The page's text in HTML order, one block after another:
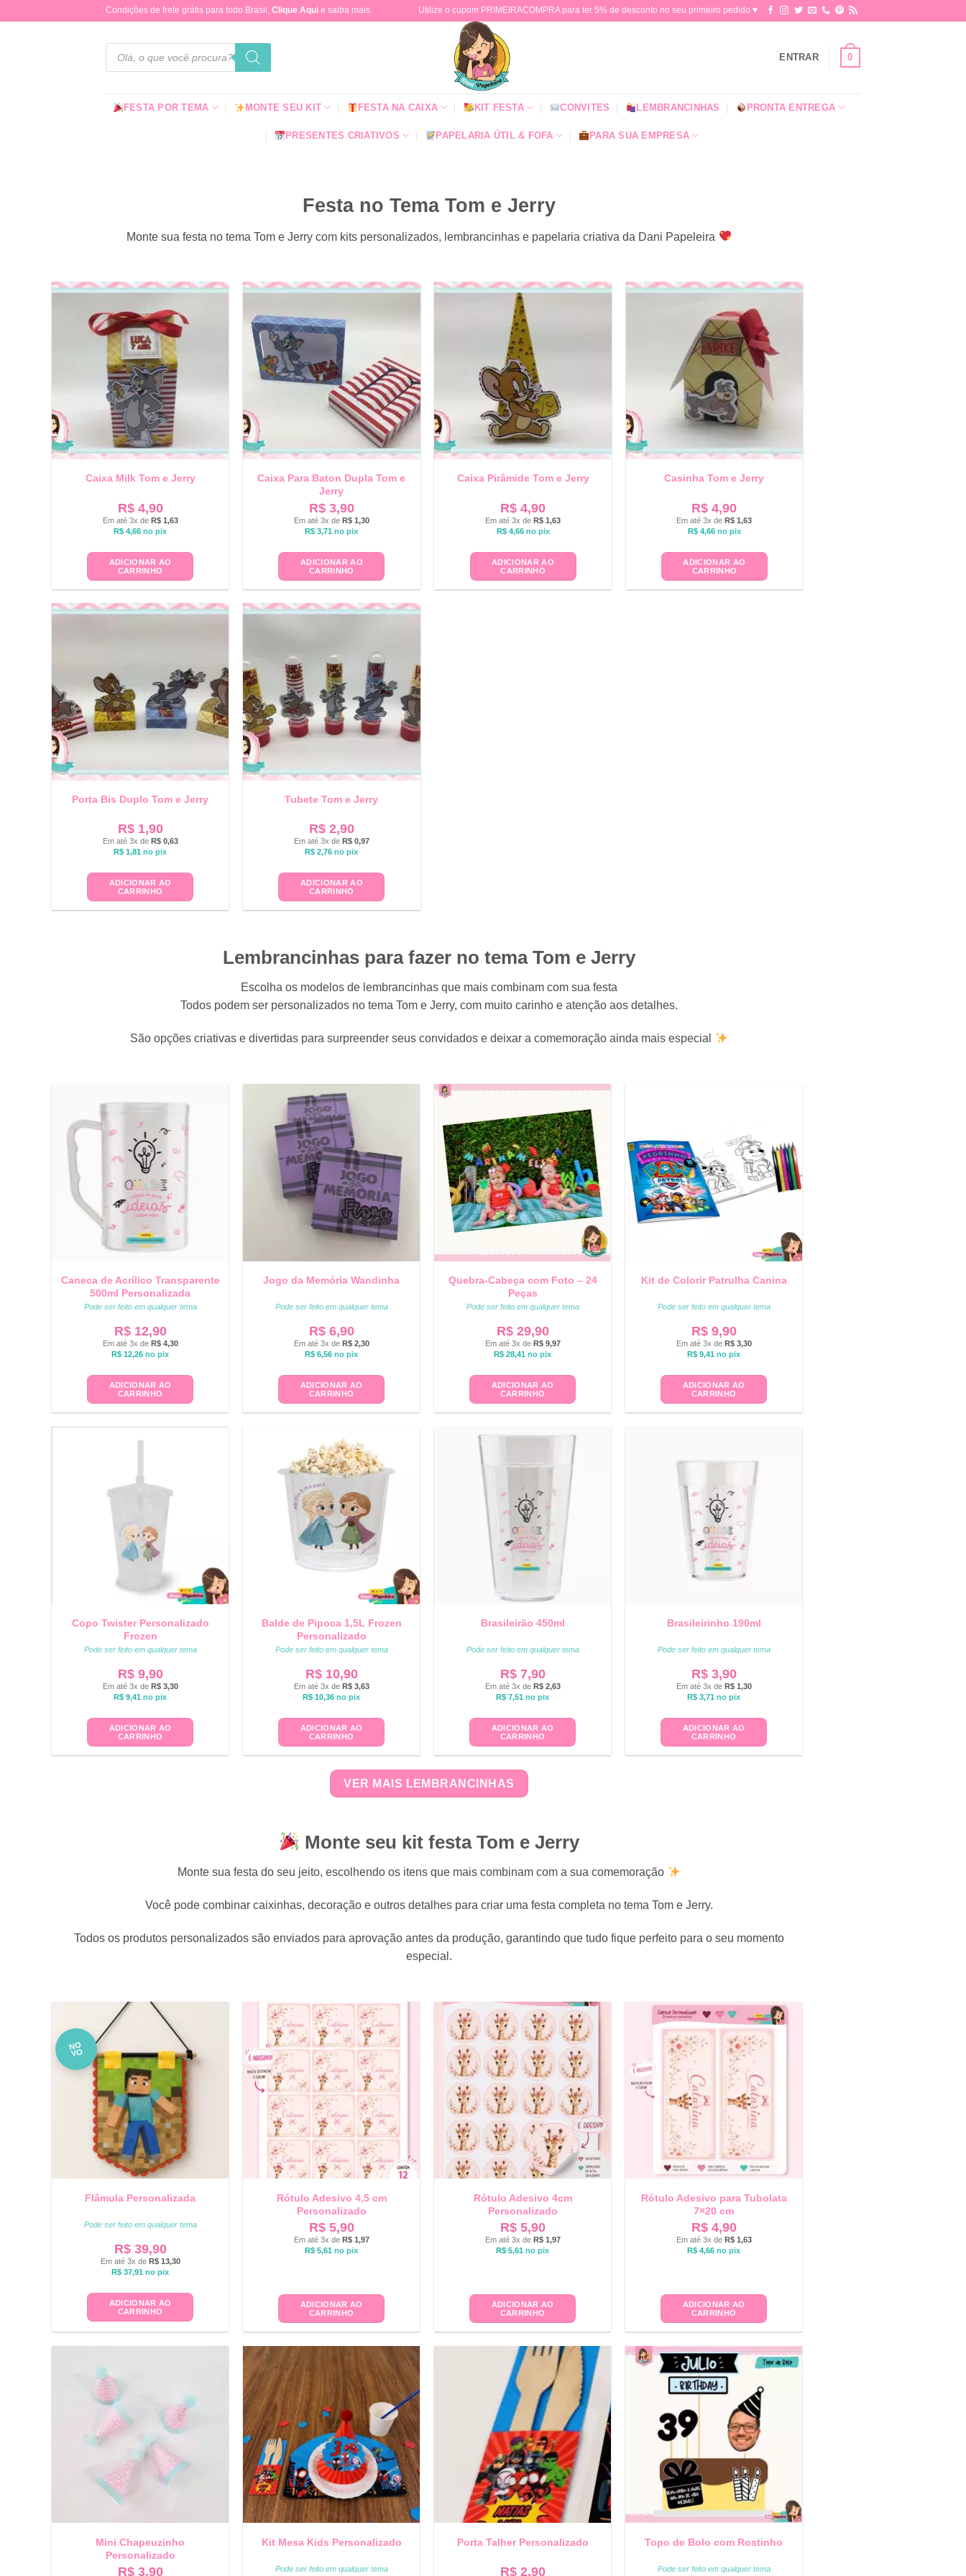
Condições de frete grátis para todo Brasil, Clique Aqui e saiba mais. Utilize o cupom PRIMEIRACOMPRA para ter 5% de desconto no seu primeiro pedido ♥​
Pesquisar
produtos
ENTRAR 0
FESTA POR TEMA MONTE SEU KIT FESTA NA CAIXA KIT FESTA CONVITES LEMBRANCINHAS PRONTA ENTREGA
PRESENTES CRIATIVOS PAPELARIA ÚTIL & FOFA PARA SUA EMPRESA
Festa no Tema Tom e Jerry
Monte sua festa no tema Tom e Jerry com kits personalizados, lembrancinhas e papelaria criativa da Dani Papeleira
Caixa Milk Tom e Jerry
R$4,90
Em até 3x de R$1,63
R$ 4,66 no pix
ADICIONAR AO
CARRINHO
Caixa Para Baton Dupla Tom e
Jerry
R$3,90
Em até 3x de R$1,30
R$ 3,71 no pix
ADICIONAR AO
CARRINHO
Caixa Pirâmide Tom e Jerry
R$ 4,90
Em até 3x deR$ 1,63
R$4,66 no pix
ADICIONAR AO
CARRINHO
Casinha Tom e Jerry
R$ 4,90
Em até 3x deR$ 1,63
R$4,66 no pix
ADICIONAR AO
CARRINHO
Porta Bis Duplo Tom e Jerry
R$1,90
Em até 3x de R$0,63
R$ 1,81 no pix
ADICIONAR AO
CARRINHO
Tubete Tom e Jerry
R$2,90
Em até 3x de R$0,97
R$ 2,76 no pix
ADICIONAR AO
CARRINHO
Lembrancinhas para fazer no tema Tom e Jerry
Escolha os modelos de lembrancinhas que mais combinam com sua festa
Todos podem ser personalizados no tema Tom e Jerry, com muito carinho e atenção aos detalhes.
São opções criativas e divertidas para surpreender seus convidados e deixar a comemoração ainda mais especial
Caneca de Acrílico Transparente
500ml Personalizada
Pode ser feito em qualquer tema
R$12,90
Em até 3x de R$4,30
R$ 12,26 no pix
ADICIONAR AO
CARRINHO
Jogo da Memória Wandinha
Pode ser feito em qualquer tema
R$6,90
Em até 3x de R$2,30
R$ 6,56 no pix
ADICIONAR AO
CARRINHO
Quebra-Cabeça com Foto – 24
Peças
Pode ser feito em qualquer tema
R$29,90
Em até 3x de R$9,97
R$ 28,41 no pix
ADICIONAR AO
CARRINHO
Kit de Colorir Patrulha Canina
Pode ser feito em qualquer tema
R$9,90
Em até 3x de R$3,30
R$ 9,41 no pix
ADICIONAR AO
CARRINHO
Copo Twister Personalizado
Frozen
Pode ser feito em qualquer tema
R$9,90
Em até 3x de R$3,30
R$ 9,41 no pix
ADICIONAR AO
CARRINHO
Balde de Pipoca 1,5L Frozen
Personalizado
Pode ser feito em qualquer tema
R$10,90
Em até 3x de R$3,63
R$ 10,36 no pix
ADICIONAR AO
CARRINHO
Brasileirão 450ml
Pode ser feito em qualquer tema
R$7,90
Em até 3x de R$2,63
R$ 7,51 no pix
ADICIONAR AO
CARRINHO
Brasileirinho 190ml
Pode ser feito em qualquer tema
R$3,90
Em até 3x de R$1,30
R$ 3,71 no pix
ADICIONAR AO
CARRINHO
VER MAIS LEMBRANCINHAS
Monte seu kit festa Tom e Jerry
Monte sua festa do seu jeito, escolhendo os itens que mais combinam com a sua comemoração
Você pode combinar caixinhas, decoração e outros detalhes para criar uma festa completa no tema Tom e Jerry.
Todos os produtos personalizados são enviados para aprovação antes da produção, garantindo que tudo fique perfeito para o seu momento
especial.
NO
VO
Flâmula Personalizada
Pode ser feito em qualquer tema
R$39,90
Em até 3x de R$13,30
R$ 37,91 no pix
ADICIONAR AO
CARRINHO
Rótulo Adesivo 4,5 cm
Personalizado
R$5,90
Em até 3x de R$1,97
R$ 5,61 no pix
ADICIONAR AO
CARRINHO
Rótulo Adesivo 4cm
Personalizado
R$5,90
Em até 3x de R$1,97
R$ 5,61 no pix
ADICIONAR AO
CARRINHO
Rótulo Adesivo para Tubolata
7×20 cm
R$4,90
Em até 3x de R$1,63
R$ 4,66 no pix
ADICIONAR AO
CARRINHO
Mini Chapeuzinho
Personalizado
R$3,90
Kit Mesa Kids Personalizado
Pode ser feito em qualquer tema
Porta Talher Personalizado
R$2,90
Topo de Bolo com Rostinho
Pode ser feito em qualquer tema